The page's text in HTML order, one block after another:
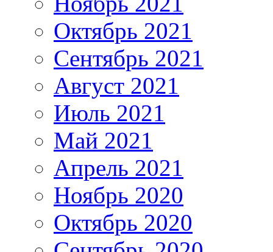
Октябрь 2021
Сентябрь 2021
Август 2021
Июль 2021
Май 2021
Апрель 2021
Ноябрь 2020
Октябрь 2020